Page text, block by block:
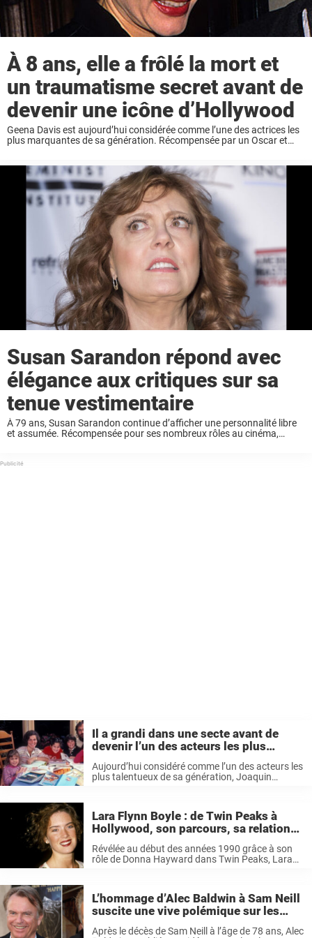
À 8 ans, elle a frôlé la mort et
un traumatisme secret avant de
devenir une icône d’Hollywood
Geena Davis est aujourd’hui considérée comme l’une des actrices les
plus marquantes de sa génération. Récompensée par un Oscar et
Susan Sarandon répond avec
élégance aux critiques sur sa
tenue vestimentaire
À 79 ans, Susan Sarandon continue d’afficher une personnalité libre
et assumée. Récompensée pour ses nombreux rôles au cinéma,
Il a grandi dans une secte avant de
devenir l’un des acteurs les plus
Aujourd’hui considéré comme l’un des acteurs les
plus talentueux de sa génération, Joaquin
d’une ...
Lara Flynn Boyle : de Twin Peaks à
Hollywood, son parcours, sa relation
sur la chirurgie esthétique
Révélée au début des années 1990 grâce à son
rôle de Donna Hayward dans Twin Peaks, Lara
L’hommage d’Alec Baldwin à Sam Neill
suscite une vive polémique sur les
Après le décès de Sam Neill à l’âge de 78 ans, Alec